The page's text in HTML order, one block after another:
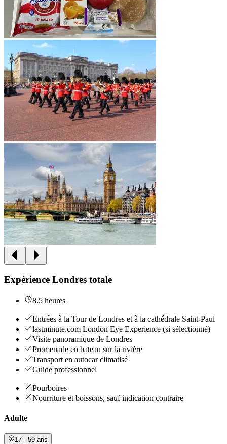
Expérience Londres totale
8.5 heures
Entrées à la Tour de Londres et à la cathédrale Saint-Paul
lastminute.com London Eye Experience (si sélectionné)
Visite panoramique de Londres
Promenade en bateau sur la rivière
Transport en autocar climatisé
Guide professionnel
Pourboires
Nourriture et boissons, sauf indication contraire
Adulte
17 - 59 ans